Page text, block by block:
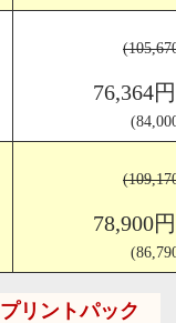
76,364
78,900
プリントパック